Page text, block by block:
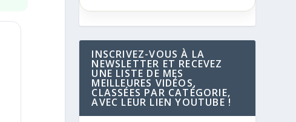
INSCRIVEZ-VOUS À LA
NEWSLETTER ET RECEVEZ
UNE LISTE DE MES
MEILLEURES VIDÉOS,
CLASSÉES PAR CATÉGORIE,
AVEC LEUR LIEN YOUTUBE !